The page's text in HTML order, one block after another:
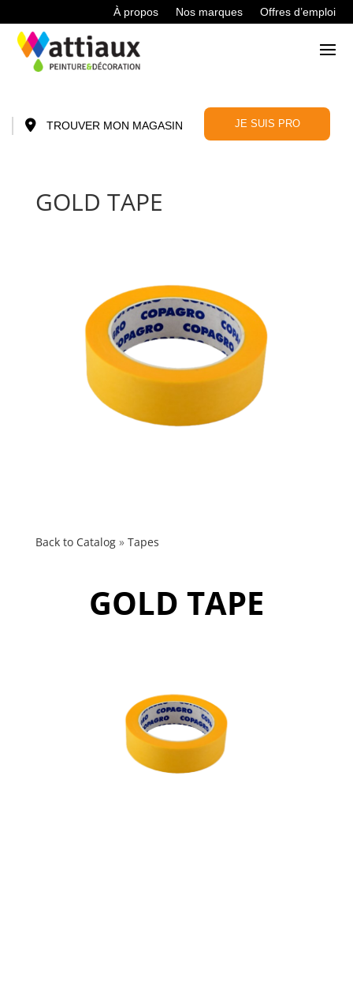
À propos Nos marques Offres d’emploi
TROUVER MON MAGASIN JE SUIS PRO
GOLD TAPE
Back to Catalog Tapes
GOLD TAPE